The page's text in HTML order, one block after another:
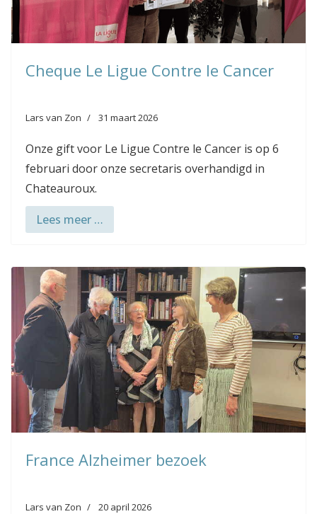
Cheque Le Ligue Contre le Cancer
Lars van Zon 31 maart 2026
Onze gift voor Le Ligue Contre le Cancer is op 6
februari door onze secretaris overhandigd in
Chateauroux.
Lees meer …
France Alzheimer bezoek
Lars van Zon 20 april 2026